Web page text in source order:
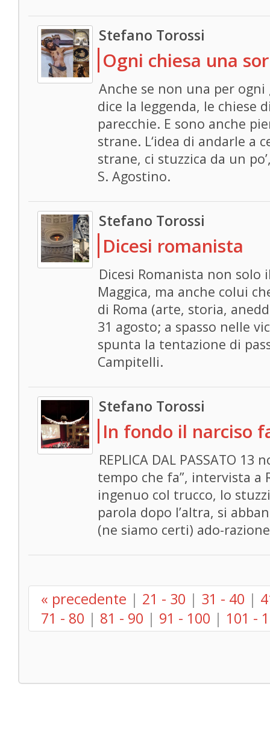
Stefano Torossi
Ogni chiesa una
Anche se non una per ogni
dice la leggenda, le chiese
parecchie. E sono anche
strane. L‘idea di andarle a
strane, ci stuzzica da un
S. Agostino.
Stefano Torossi
Dicesi romanista
Dicesi Romanista non
Maggica, ma anche colui
di Roma (arte, storia,
31 agosto; a spasso nelle
spunta la tentazione di
Campitelli.
Stefano Torossi
In fondo il narciso
REPLICA DAL PASSATO 13
tempo che fa”, intervista a
ingenuo col trucco, lo
parola dopo l’altra, si
(ne siamo certi) ado-
« precedente | 21 - 30 | 31 - 40 |
71 - 80 | 81 - 90 | 91 - 100 | 101 -